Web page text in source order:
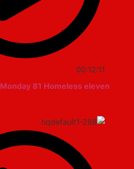
00:12:11
Funny Monday 81 Homeless eleven